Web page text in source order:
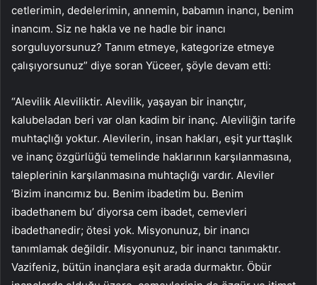
cetlerimin, dedelerimin, annemin, babamın inancı, benim
inancım. Siz ne hakla ve ne hadle bir inancı
sorguluyorsunuz? Tanım etmeye, kategorize etmeye
çalışıyorsunuz” diye soran Yüceer, şöyle devam etti:
“Alevilik Aleviliktir. Alevilik, yaşayan bir inançtır,
kalubeladan beri var olan kadim bir inanç. Aleviliğin tarife
muhtaçlığı yoktur. Alevilerin, insan hakları, eşit yurttaşlık
ve inanç özgürlüğü temelinde haklarının karşılanmasına,
taleplerinin karşılanmasına muhtaçlığı vardır. Aleviler
‘Bizim inancımız bu. Benim ibadetim bu. Benim
ibadethanem bu’ diyorsa cem ibadet, cemevleri
ibadethanedir; ötesi yok. Misyonunuz, bir inancı
tanımlamak değildir. Misyonunuz, bir inancı tanımaktır.
Vazifeniz, bütün inançlara eşit arada durmaktır. Öbür